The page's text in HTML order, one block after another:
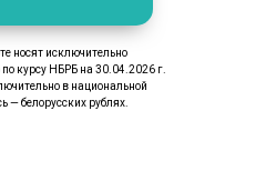
носят исключительно
курсу НБРБ на 30.04.2026 г.
в национальной
— белорусских рублях.